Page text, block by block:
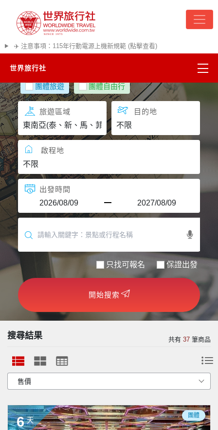
✈️ 注意事項：115年行動電源上機新規範 (點擊查看)
世界旅行社
精彩越南
熱門韓國
超夯日本
悠遊美加
遊輪河輪
世界臻旅
中東非洲
歐洲之旅
頂尖世界
二人成行
團體旅遊 團體自由行
旅遊區域 目的地
啟程地
出發時間
只找可報名 保證出發
開始搜索
搜尋結果 共有 37 筆商品
6 天
團體